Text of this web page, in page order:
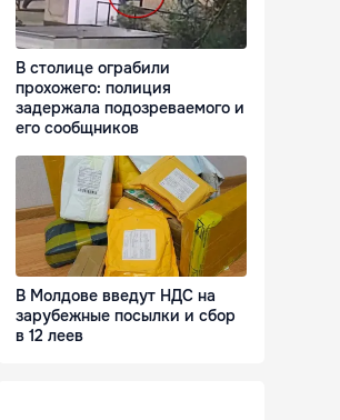
В столице ограбили
прохожего: полиция
задержала подозреваемого и
его сообщников
В Молдове введут НДС на
зарубежные посылки и сбор
в 12 леев